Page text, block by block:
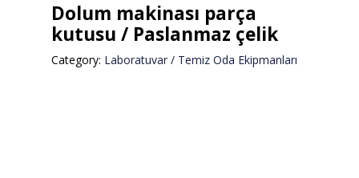
Dolum makinası parça
kutusu / Paslanmaz çelik
Category: Laboratuvar / Temiz Oda Ekipmanları